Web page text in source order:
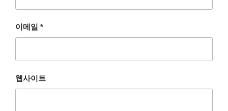
이메일 *
웹사이트